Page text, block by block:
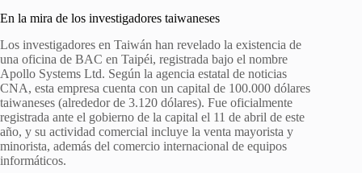
En la mira de los investigadores taiwaneses
Los investigadores en Taiwán han revelado la existencia de
una oficina de BAC en Taipéi, registrada bajo el nombre
Apollo Systems Ltd. Según la agencia estatal de noticias
CNA, esta empresa cuenta con un capital de 100.000 dólares
taiwaneses (alrededor de 3.120 dólares). Fue oficialmente
registrada ante el gobierno de la capital el 11 de abril de este
año, y su actividad comercial incluye la venta mayorista y
minorista, además del comercio internacional de equipos
informáticos.